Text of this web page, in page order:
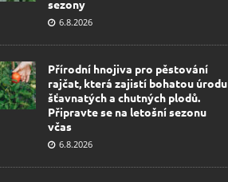
sezony
6.8.2026
Přírodní hnojiva pro pěstování
rajčat, která zajistí bohatou úrodu
šťavnatých a chutných plodů.
Připravte se na letošní sezonu
včas
6.8.2026